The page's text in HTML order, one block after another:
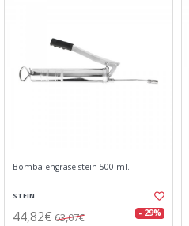
Bomba engrase stein 500 ml.
STEIN
44,82€ 63,07€ - 29%